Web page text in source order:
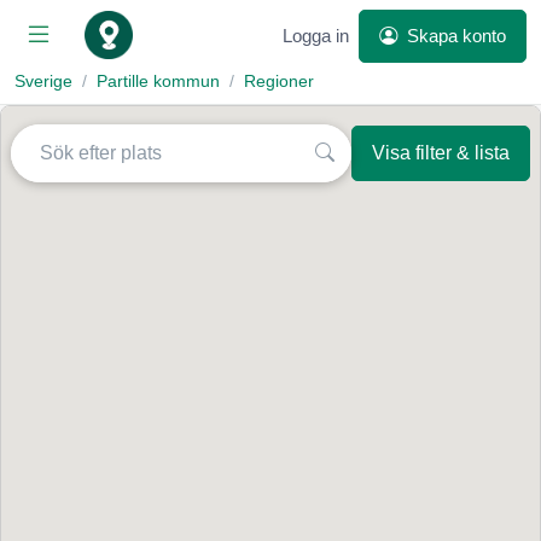
Logga in Skapa konto
Sverige Partille kommun Regioner
Visa filter & lista